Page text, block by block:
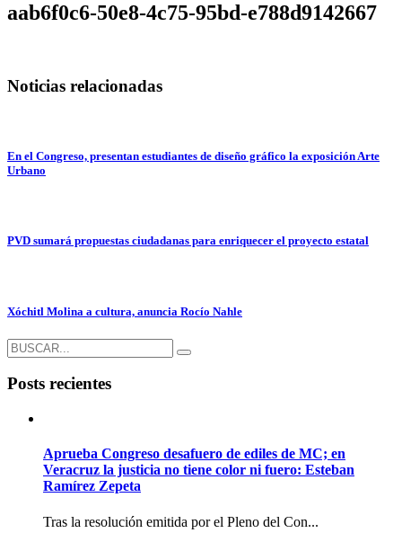
aab6f0c6-50e8-4c75-95bd-e788d9142667
Noticias relacionadas
En el Congreso, presentan estudiantes de diseño gráfico la exposición Arte
Urbano
PVD sumará propuestas ciudadanas para enriquecer el proyecto estatal
Xóchitl Molina a cultura, anuncia Rocío Nahle
Posts recientes
Aprueba Congreso desafuero de ediles de MC; en
Veracruz la justicia no tiene color ni fuero: Esteban
Ramírez Zepeta
Tras la resolución emitida por el Pleno del Con...